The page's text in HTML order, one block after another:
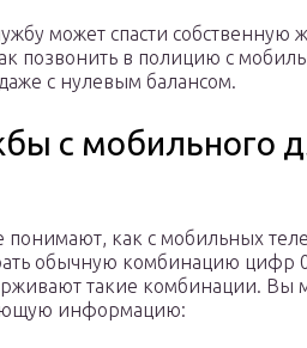
может спасти собственную
позвонить в полицию с
с нулевым балансом.
с мобильного
понимают, как с мобильных
обычную комбинацию цифр
такие комбинации. Вы
информацию: